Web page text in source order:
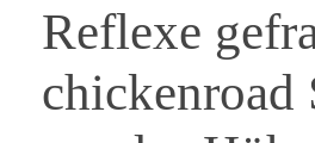
Reflexe
chickenroad